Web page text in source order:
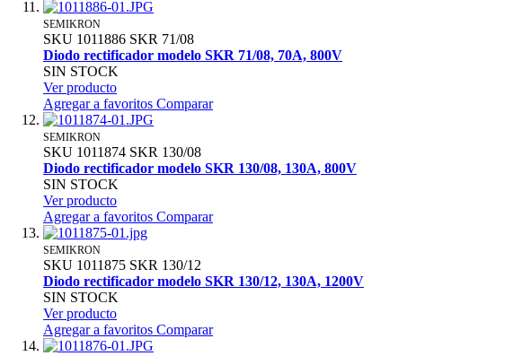
SEMIKRON
SKU 1011886 SKR 71/08
Diodo rectificador modelo SKR 71/08, 70A, 800V
SIN STOCK
Ver producto
Agregar a favoritos Comparar
SEMIKRON
SKU 1011874 SKR 130/08
Diodo rectificador modelo SKR 130/08, 130A, 800V
SIN STOCK
Ver producto
Agregar a favoritos Comparar
SEMIKRON
SKU 1011875 SKR 130/12
Diodo rectificador modelo SKR 130/12, 130A, 1200V
SIN STOCK
Ver producto
Agregar a favoritos Comparar